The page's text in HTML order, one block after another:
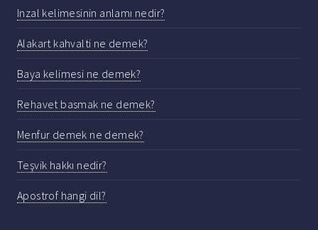
Inzal kelimesinin anlamı nedir?
Alakart kahvalti ne demek?
Baya kelimesi ne demek?
Rehavet basmak ne demek?
Menfur demek ne demek?
Teşvik hakkı nedir?
Apostrof hangi dil?